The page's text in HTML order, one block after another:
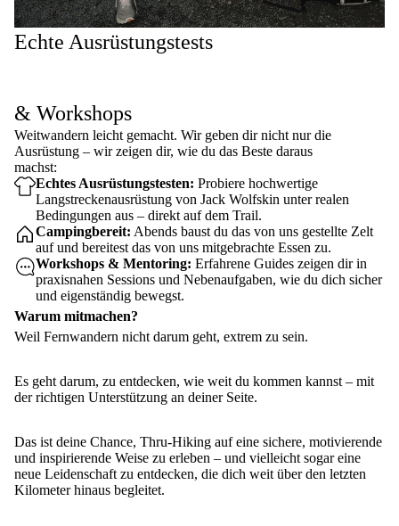
Echte Ausrüstungstests
& Workshops
Weitwandern leicht gemacht. Wir geben dir nicht nur die
Ausrüstung – wir zeigen dir, wie du das Beste daraus
machst:
Echtes Ausrüstungstesten: Probiere hochwertige
Langstreckenausrüstung von Jack Wolfskin unter realen
Bedingungen aus – direkt auf dem Trail.
Campingbereit: Abends baust du das von uns gestellte Zelt
auf und bereitest das von uns mitgebrachte Essen zu.
Workshops & Mentoring: Erfahrene Guides zeigen dir in
praxisnahen Sessions und Nebenaufgaben, wie du dich sicher
und eigenständig bewegst.
Warum mitmachen?
Weil Fernwandern nicht darum geht, extrem zu sein.
Es geht darum, zu entdecken, wie weit du kommen kannst – mit
der richtigen Unterstützung an deiner Seite.
Das ist deine Chance, Thru-Hiking auf eine sichere, motivierende
und inspirierende Weise zu erleben – und vielleicht sogar eine
neue Leidenschaft zu entdecken, die dich weit über den letzten
Kilometer hinaus begleitet.